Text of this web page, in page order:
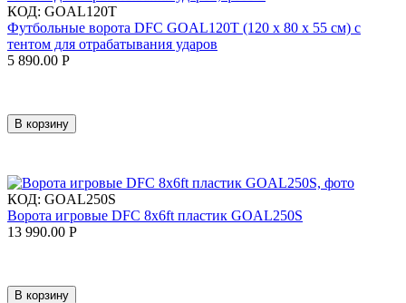
КОД: GOAL120T
Футбольные ворота DFC GOAL120T (120 х 80 х 55 см) с
тентом для отрабатывания ударов
5 890.00 Р
В корзину
КОД: GOAL250S
Ворота игровые DFC 8х6ft пластик GOAL250S
13 990.00 Р
В корзину